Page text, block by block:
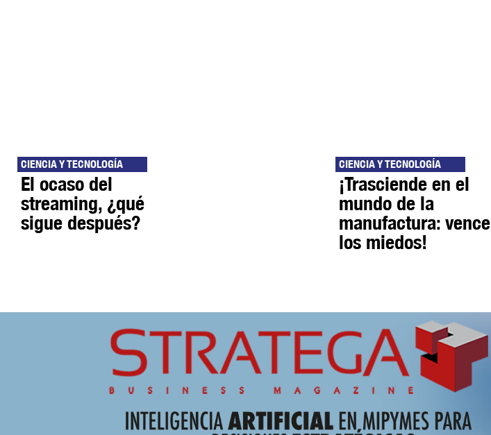
CIENCIA Y TECNOLOGÍA
El ocaso del
streaming, ¿qué
sigue después?
CIENCIA Y TECNOLOGÍA
¡Trasciende en el
mundo de la
manufactura: vence
los miedos!